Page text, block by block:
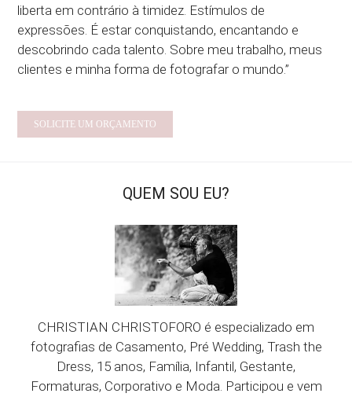
liberta em contrário à timidez. Estímulos de
expressões. É estar conquistando, encantando e
descobrindo cada talento. Sobre meu trabalho, meus
clientes e minha forma de fotografar o mundo.”
SOLICITE UM ORÇAMENTO
QUEM SOU EU?
CHRISTIAN CHRISTOFORO é especializado em
fotografias de Casamento, Pré Wedding, Trash the
Dress, 15 anos, Família, Infantil, Gestante,
Formaturas, Corporativo e Moda. Participou e vem